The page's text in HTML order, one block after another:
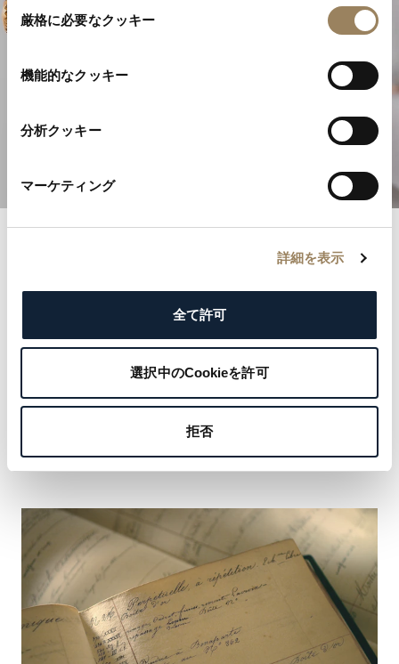
意
厳格に必要なクッキー
機能的なクッキー
分析クッキー
マーケティング
詳細を表示
全て許可
選択中のCookieを許可
拒否
高級時計製造の卓越性
名誉あるブレゲ登録簿とともに歴史の記録へと足を踏
まで名だたる顧客の優雅さと気品を物語っています。
ブレゲの遺産を形づくった著名な名前を探り、ご自身
の名を刻む機会をおつかみください。